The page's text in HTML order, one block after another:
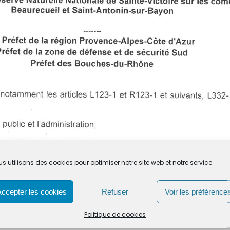
utilisons des cookies pour optimiser notre site web et notre service.
les cookies Refuser Voir les
Politique de cookies